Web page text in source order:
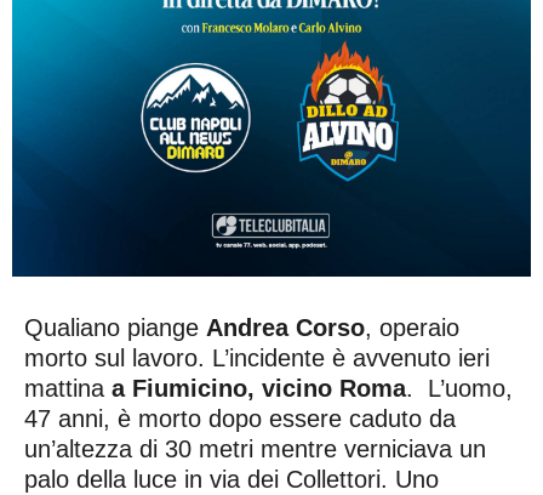
Qualiano piange Andrea Corso, operaio
morto sul lavoro. L’incidente è avvenuto ieri
mattina a Fiumicino, vicino Roma. L’uomo,
47 anni, è morto dopo essere caduto da
un’altezza di 30 metri mentre verniciava un
palo della luce in via dei Collettori. Uno